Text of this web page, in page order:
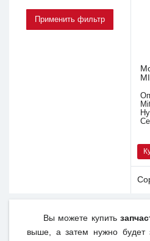
Вы можете купить
выше, а затем нужно будет